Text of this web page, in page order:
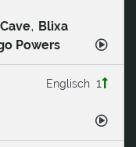
, Blixa
Powers
1
Englisch